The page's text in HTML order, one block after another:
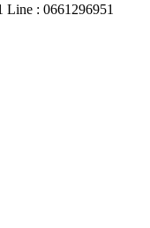
: 0661296951